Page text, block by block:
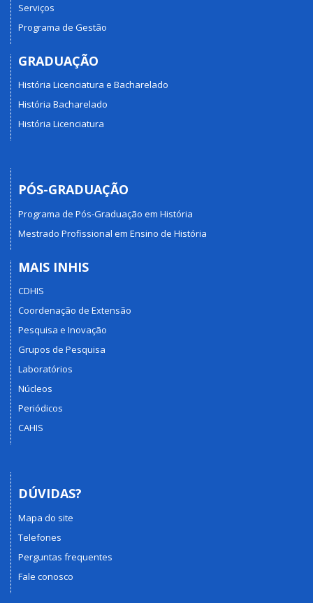
Serviços
Programa de Gestão
GRADUAÇÃO
História Licenciatura e Bacharelado
História Bacharelado
História Licenciatura
PÓS-GRADUAÇÃO
Programa de Pós-Graduação em História
Mestrado Profissional em Ensino de História
MAIS INHIS
CDHIS
Coordenação de Extensão
Pesquisa e Inovação
Grupos de Pesquisa
Laboratórios
Núcleos
Periódicos
CAHIS
DÚVIDAS?
Mapa do site
Telefones
Perguntas frequentes
Fale conosco